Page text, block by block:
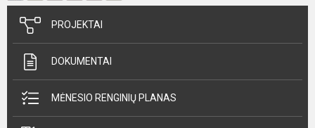
PROJEKTAI
DOKUMENTAI
MĖNESIO RENGINIŲ PLANAS